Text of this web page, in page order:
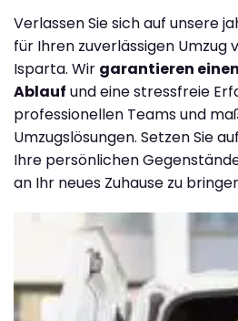
Verlassen Sie sich auf unsere
für Ihren zuverlässigen Umzug
Isparta. Wir garantieren
Ablauf und eine stressfreie
professionellen Teams und
Umzugslösungen. Setzen Sie
Ihre persönlichen
an Ihr neues Zuhause zu